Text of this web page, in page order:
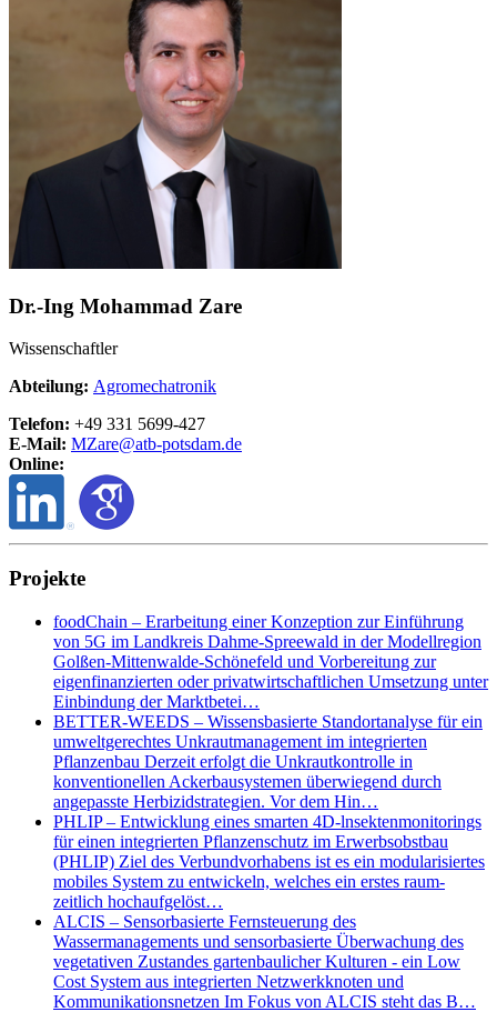
Dr.-Ing Mohammad Zare
Wissenschaftler
Abteilung: Agromechatronik
Telefon: +49 331 5699-427
E-Mail: MZare@atb-potsdam.de
Online:
Projekte
foodChain – Erarbeitung einer Konzeption zur Einführung
von 5G im Landkreis Dahme-Spreewald in der Modellregion
Golßen-Mittenwalde-Schönefeld und Vorbereitung zur
eigenfinanzierten oder privatwirtschaftlichen Umsetzung unter
Einbindung der Marktbetei…
BETTER-WEEDS – Wissensbasierte Standortanalyse für ein
umweltgerechtes Unkrautmanagement im integrierten
Pflanzenbau Derzeit erfolgt die Unkrautkontrolle in
konventionellen Ackerbausystemen überwiegend durch
angepasste Herbizidstrategien. Vor dem Hin…
PHLIP – Entwicklung eines smarten 4D-lnsektenmonitorings
für einen integrierten Pflanzenschutz im Erwerbsobstbau
(PHLIP) Ziel des Verbundvorhabens ist es ein modularisiertes
mobiles System zu entwickeln, welches ein erstes raum-
zeitlich hochaufgelöst…
ALCIS – Sensorbasierte Fernsteuerung des
Wassermanagements und sensorbasierte Überwachung des
vegetativen Zustandes gartenbaulicher Kulturen - ein Low
Cost System aus integrierten Netzwerkknoten und
Kommunikationsnetzen Im Fokus von ALCIS steht das B…